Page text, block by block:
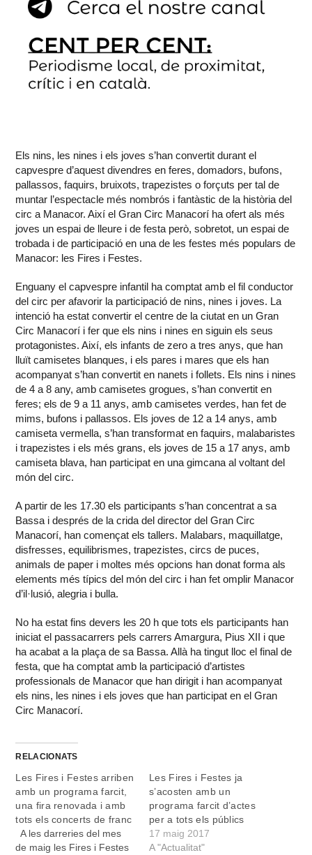
Els nins, les nines i els joves s’han convertit durant el
capvespre d’aquest divendres en feres, domadors, bufons,
pallassos, faquirs, bruixots, trapezistes o forçuts per tal de
muntar l’espectacle més nombrós i fantàstic de la història del
circ a Manacor. Així el Gran Circ Manacorí ha ofert als més
joves un espai de lleure i de festa però, sobretot, un espai de
trobada i de participació en una de les festes més populars de
Manacor: les Fires i Festes.
Enguany el capvespre infantil ha comptat amb el fil conductor
del circ per afavorir la participació de nins, nines i joves. La
intenció ha estat convertir el centre de la ciutat en un Gran
Circ Manacorí i fer que els nins i nines en siguin els seus
protagonistes. Així, els infants de zero a tres anys, que han
lluït camisetes blanques, i els pares i mares que els han
acompanyat s’han convertit en nanets i follets. Els nins i nines
de 4 a 8 any, amb camisetes grogues, s’han convertit en
feres; els de 9 a 11 anys, amb camisetes verdes, han fet de
mims, bufons i pallassos. Els joves de 12 a 14 anys, amb
camiseta vermella, s’han transformat en faquirs, malabaristes
i trapezistes i els més grans, els joves de 15 a 17 anys, amb
camiseta blava, han participat en una gimcana al voltant del
món del circ.
A partir de les 17.30 els participants s’han concentrat a sa
Bassa i després de la crida del director del Gran Circ
Manacorí, han començat els tallers. Malabars, maquillatge,
disfresses, equilibrismes, trapezistes, circs de puces,
animals de paper i moltes més opcions han donat forma als
elements més típics del món del circ i han fet omplir Manacor
d’il·lusió, alegria i bulla.
No ha estat fins devers les 20 h que tots els participants han
iniciat el passacarrers pels carrers Amargura, Pius XII i que
ha acabat a la plaça de sa Bassa. Allà ha tingut lloc el final de
festa, que ha comptat amb la participació d’artistes
professionals de Manacor que han dirigit i han acompanyat
els nins, les nines i els joves que han participat en el Gran
Circ Manacorí.
RELACIONATS
Les Fires i Festes arriben
amb un programa farcit,
una fira renovada i amb
tots els concerts de franc
A les darreries del mes
de maig les Fires i Festes
Les Fires i Festes ja
s’acosten amb un
programa farcit d’actes
per a tots els públics
17 maig 2017
A "Actualitat"